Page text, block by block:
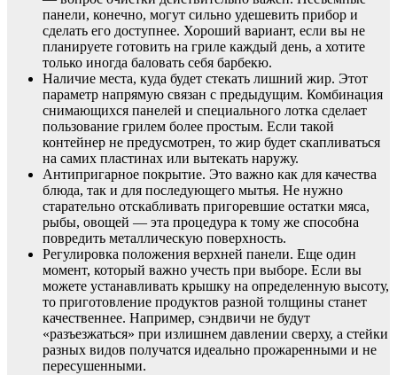
панели, конечно, могут сильно удешевить прибор и
сделать его доступнее. Хороший вариант, если вы не
планируете готовить на гриле каждый день, а хотите
только иногда баловать себя барбекю.
Наличие места, куда будет стекать лишний жир. Этот
параметр напрямую связан с предыдущим. Комбинация
снимающихся панелей и специального лотка сделает
пользование грилем более простым. Если такой
контейнер не предусмотрен, то жир будет скапливаться
на самих пластинах или вытекать наружу.
Антипригарное покрытие. Это важно как для качества
блюда, так и для последующего мытья. Не нужно
старательно отскабливать пригоревшие остатки мяса,
рыбы, овощей — эта процедура к тому же способна
повредить металлическую поверхность.
Регулировка положения верхней панели. Еще один
момент, который важно учесть при выборе. Если вы
можете устанавливать крышку на определенную высоту,
то приготовление продуктов разной толщины станет
качественнее. Например, сэндвичи не будут
«разъезжаться» при излишнем давлении сверху, а стейки
разных видов получатся идеально прожаренными и не
пересушенными.